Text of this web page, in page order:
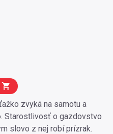
zvyká na samotu a
Starostlivosť o gazdovstvo
slovo z nej robí prízrak.